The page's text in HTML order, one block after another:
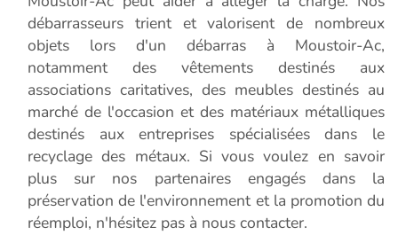
débarrasseurs trient et valorisent de nombreux
objets lors d'un débarras à Moustoir-Ac,
notamment des vêtements destinés aux
associations caritatives, des meubles destinés au
marché de l'occasion et des matériaux métalliques
destinés aux entreprises spécialisées dans le
recyclage des métaux. Si vous voulez en savoir
plus sur nos partenaires engagés dans la
préservation de l'environnement et la promotion du
réemploi, n'hésitez pas à nous contacter.